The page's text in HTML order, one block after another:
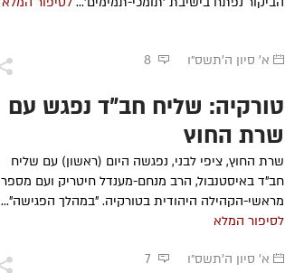
א' סיון ה׳תשס״ו 8
טורקיה: שליח חב"ד נפגש עם
שרת החוץ
שרת החוץ, ציפי לבני, נפגשה היום (ראשון) עם שליח
חב"ד באיסטנבול, הרב מנחם-מענדל חיטריק ועם מספר
מראשי-הקהילה היהודית בטורקיה. "במהלך הפגישה"...
לסיפור המלא
א' סיון ה׳תשס״ו 7